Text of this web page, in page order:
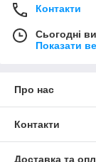
Контакти
Сьогодні
Показати
Про нас
Контакти
Доставка та